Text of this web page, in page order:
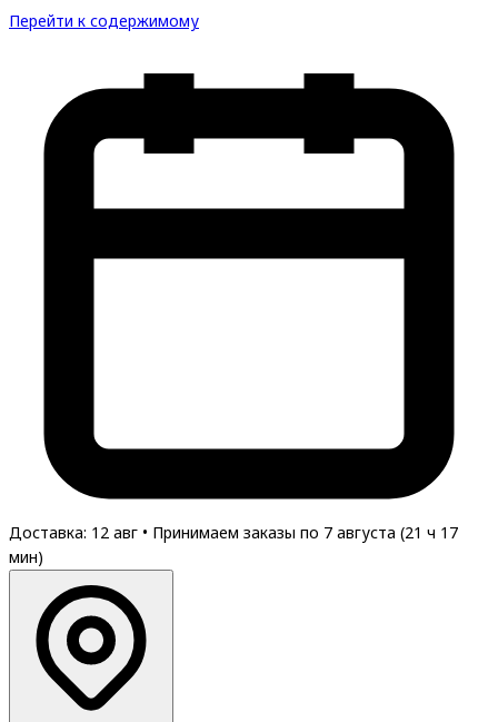
Перейти к содержимому
Доставка: 12 авг • Принимаем заказы по 7 августа (21 ч 17
мин)